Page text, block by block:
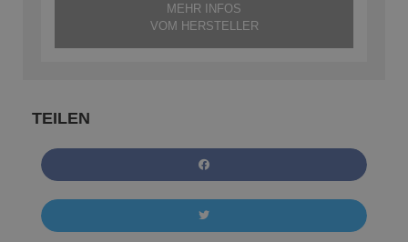
MEHR INFOS
VOM HERSTELLER
TEILEN